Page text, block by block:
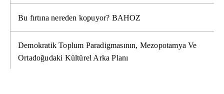
Bu fırtına nereden kopuyor? BAHOZ
Demokratik Toplum Paradigmasının, Mezopotamya Ve
Ortadoğudaki Kültürel Arka Planı